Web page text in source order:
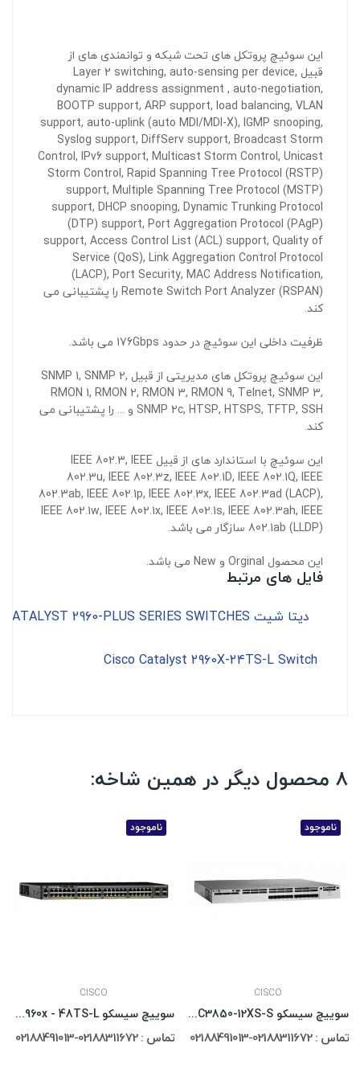
این سوئیچ پروتکل های تحت شبکه و توانمندی های از
قبیل Layer 2 switching, auto-sensing per device,
dynamic IP address assignment , auto-negotiation,
BOOTP support, ARP support, load balancing, VLAN
support, auto-uplink (auto MDI/MDI-X), IGMP snooping,
Syslog support, DiffServ support, Broadcast Storm
Control, IPv6 support, Multicast Storm Control, Unicast
Storm Control, Rapid Spanning Tree Protocol (RSTP)
support, Multiple Spanning Tree Protocol (MSTP)
support, DHCP snooping, Dynamic Trunking Protocol
(DTP) support, Port Aggregation Protocol (PAgP)
support, Access Control List (ACL) support, Quality of
Service (QoS), Link Aggregation Control Protocol
(LACP), Port Security, MAC Address Notification,
Remote Switch Port Analyzer (RSPAN) را پشتیبانی می
کند.
ظرفیت داخلی این سوئیچ در حدود 176Gbps می باشد.
این سوئیچ پروتکل های مدیریتی از قبیل SNMP 1, SNMP 2,
RMON 1, RMON 2, RMON 3, RMON 9, Telnet, SNMP 3,
SNMP 2c, HTSP, HTSPS, TFTP, SSH و ... را پشتیبانی می
کند.
این سوئیچ با استاندارد های از قبیل IEEE 802.3, IEEE
802.3u, IEEE 802.3z, IEEE 802.1D, IEEE 802.1Q, IEEE
802.3ab, IEEE 802.1p, IEEE 802.3x, IEEE 802.3ad (LACP),
IEEE 802.1w, IEEE 802.1x, IEEE 802.1s, IEEE 802.3ah, IEEE
802.1ab (LLDP) سازگار می باشد.
این محصول Orginal و New می باشد.
فایل های مرتبط
دیتا شیت CISCO CATALYST 2960-PLUS SERIES SWITCHES
Cisco Catalyst 2960X-24TS-L Switch
8 محصول دیگر در همین شاخه:
ناموجود
CISCO
سوییچ سیسکو Cisco Catalyst WS-C2960x - 48TS-L
تماس : 02188311672-02188491013
ناموجود
CISCO
سوییچ سیسکو Cisco Catalyst WS-C3850-12XS-S
تماس : 02188311672-02188491013